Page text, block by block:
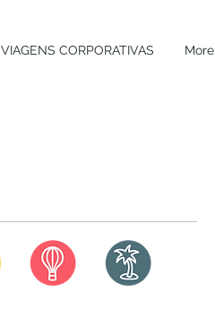
VIAGENS CORPORATIVAS More